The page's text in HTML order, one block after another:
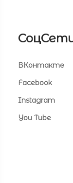
ВКонтакте
Facebook
Instagram
You Tube